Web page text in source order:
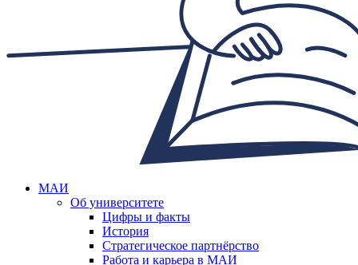
МАИ
Об университете
Цифры и факты
История
Стратегическое партнёрство
Работа и карьера в МАИ